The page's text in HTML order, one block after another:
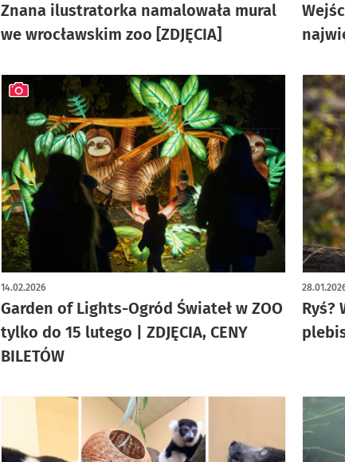
Znana ilustratorka namalowała mural
we wrocławskim zoo [ZDJĘCIA]
Garden of Lights-Ogród Świateł w ZOO
tylko do 15 lutego | ZDJĘCIA, CENY
BILETÓW
14.02.2026
artykuł z galerią zdjęć
Ryś?